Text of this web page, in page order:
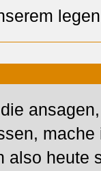
also heute